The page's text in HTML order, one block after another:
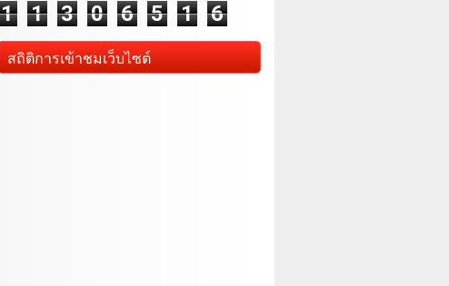
1 1 3 0 6 5 1 6
สถิติการเข้าชมเว็บไซต์